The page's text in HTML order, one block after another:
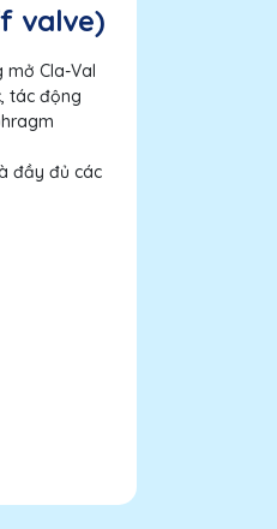
valve)
mở Cla-Val
tác động
đầy đủ các